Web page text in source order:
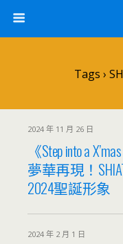
Tags ›
2024 年 11 月 26 日
《Step into a
夢華再現！
2024聖誕形象
2024 年 2 月 1 日